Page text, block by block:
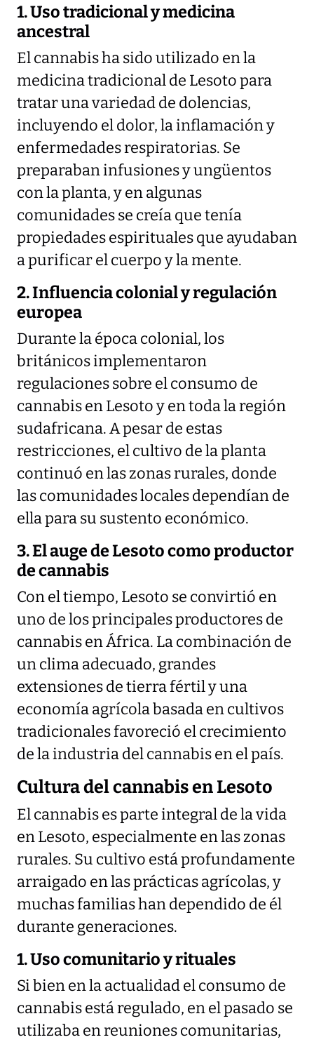
1. Uso tradicional y medicina
ancestral
El cannabis ha sido utilizado en la
medicina tradicional de Lesoto para
tratar una variedad de dolencias,
incluyendo el dolor, la inflamación y
enfermedades respiratorias. Se
preparaban infusiones y ungüentos
con la planta, y en algunas
comunidades se creía que tenía
propiedades espirituales que ayudaban
a purificar el cuerpo y la mente.
2. Influencia colonial y regulación
europea
Durante la época colonial, los
británicos implementaron
regulaciones sobre el consumo de
cannabis en Lesoto y en toda la región
sudafricana. A pesar de estas
restricciones, el cultivo de la planta
continuó en las zonas rurales, donde
las comunidades locales dependían de
ella para su sustento económico.
3. El auge de Lesoto como productor
de cannabis
Con el tiempo, Lesoto se convirtió en
uno de los principales productores de
cannabis en África. La combinación de
un clima adecuado, grandes
extensiones de tierra fértil y una
economía agrícola basada en cultivos
tradicionales favoreció el crecimiento
de la industria del cannabis en el país.
Cultura del cannabis en Lesoto
El cannabis es parte integral de la vida
en Lesoto, especialmente en las zonas
rurales. Su cultivo está profundamente
arraigado en las prácticas agrícolas, y
muchas familias han dependido de él
durante generaciones.
1. Uso comunitario y rituales
Si bien en la actualidad el consumo de
cannabis está regulado, en el pasado se
utilizaba en reuniones comunitarias,